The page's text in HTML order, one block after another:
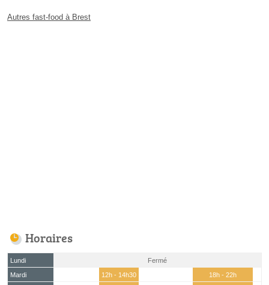
Autres fast-food à Brest
Horaires
Lundi
Fermé
Mardi
12h - 14h30
18h - 22h